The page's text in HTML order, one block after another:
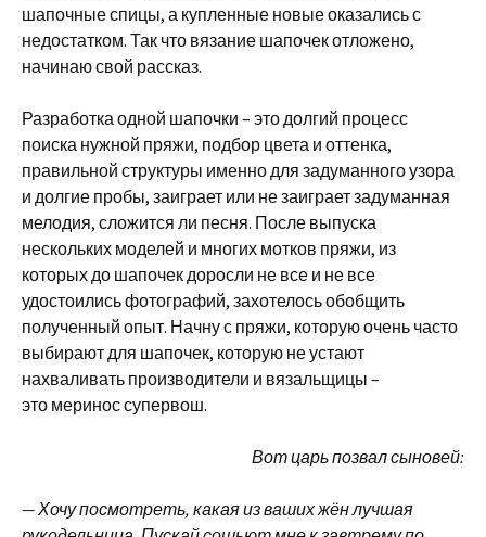
шапочные спицы, а купленные новые оказались с
недостатком. Так что вязание шапочек отложено,
начинаю свой рассказ.
Разработка одной шапочки – это долгий процесс
поиска нужной пряжи, подбор цвета и оттенка,
правильной структуры именно для задуманного узора
и долгие пробы, заиграет или не заиграет задуманная
мелодия, сложится ли песня. После выпуска
нескольких моделей и многих мотков пряжи, из
которых до шапочек доросли не все и не все
удостоились фотографий, захотелось обобщить
полученный опыт. Начну с пряжи, которую очень часто
выбирают для шапочек, которую не устают
нахваливать производители и вязальщицы –
это меринос супервош.
Вот царь позвал сыновей:
— Хочу посмотреть, какая из ваших жён лучшая